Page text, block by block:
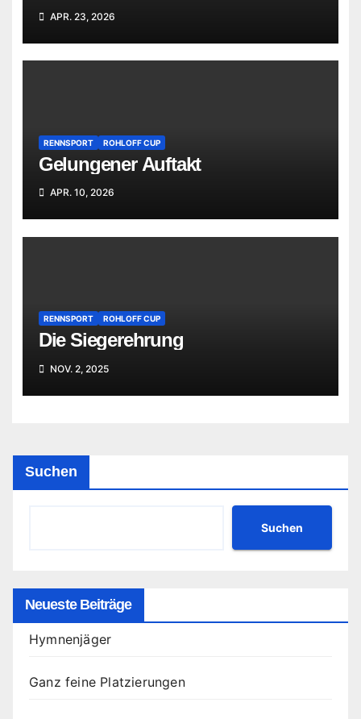
APR. 23, 2026
RENNSPORT ROHLOFF CUP
Gelungener Auftakt
APR. 10, 2026
RENNSPORT ROHLOFF CUP
Die Siegerehrung
NOV. 2, 2025
Suchen
Suchen
Neueste Beiträge
Hymnenjäger
Ganz feine Platzierungen